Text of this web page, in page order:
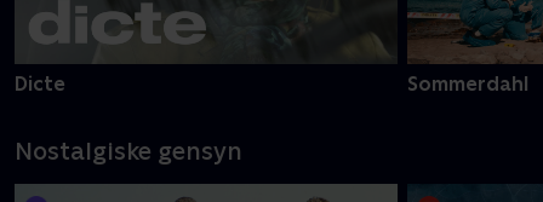
Dicte Sommerdahl
Nostalgiske gensyn